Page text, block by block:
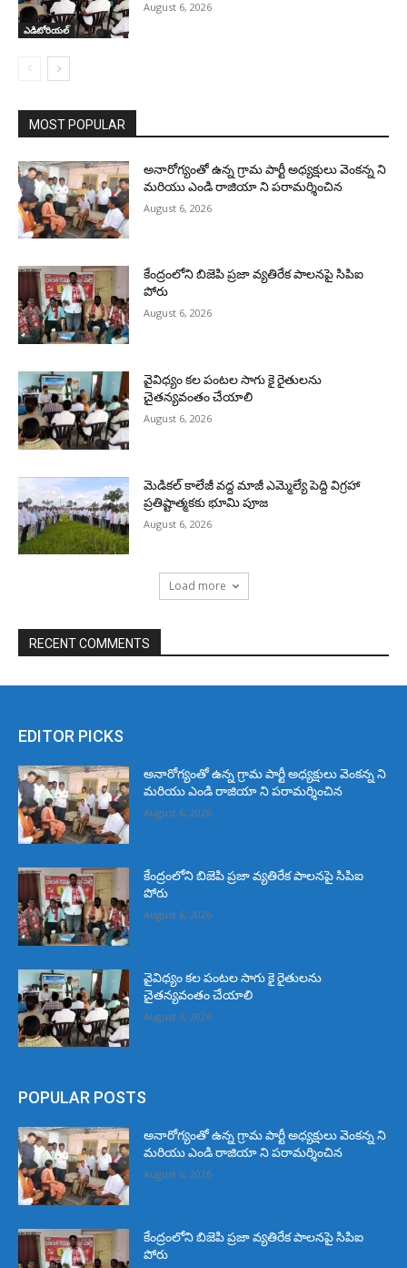
ఎడిటోరియల్
August 6, 2026
MOST POPULAR
అనారోగ్యంతో ఉన్న గ్రామ పార్టీ అధ్యక్షులు వెంకన్న ని
మరియు ఎండి రాజియా ని పరామర్శించిన
August 6, 2026
కేంద్రంలోని బిజెపి ప్రజా వ్యతిరేక పాలనపై సిపిఐ
పోరు
August 6, 2026
వైవిధ్యం కల పంటల సాగు కై రైతులను
చైతన్యవంతం చేయాలి
August 6, 2026
మెడికల్ కాలేజీ వద్ద మాజీ ఎమ్మెల్యే పెద్ది విగ్రహా
ప్రతిష్టాత్మకకు భూమి పూజ
August 6, 2026
Load more
RECENT COMMENTS
EDITOR PICKS
అనారోగ్యంతో ఉన్న గ్రామ పార్టీ అధ్యక్షులు వెంకన్న ని
మరియు ఎండి రాజియా ని పరామర్శించిన
August 6, 2026
కేంద్రంలోని బిజెపి ప్రజా వ్యతిరేక పాలనపై సిపిఐ
పోరు
August 6, 2026
వైవిధ్యం కల పంటల సాగు కై రైతులను
చైతన్యవంతం చేయాలి
August 6, 2026
POPULAR POSTS
అనారోగ్యంతో ఉన్న గ్రామ పార్టీ అధ్యక్షులు వెంకన్న ని
మరియు ఎండి రాజియా ని పరామర్శించిన
August 6, 2026
కేంద్రంలోని బిజెపి ప్రజా వ్యతిరేక పాలనపై సిపిఐ
పోరు